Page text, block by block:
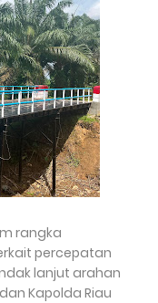
rangka
percepatan
lanjut arahan
Kapolda Riau